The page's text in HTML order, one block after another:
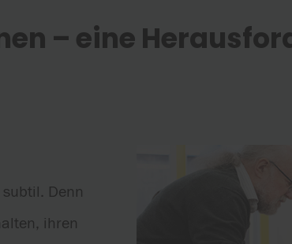
– eine
Denn
ihren